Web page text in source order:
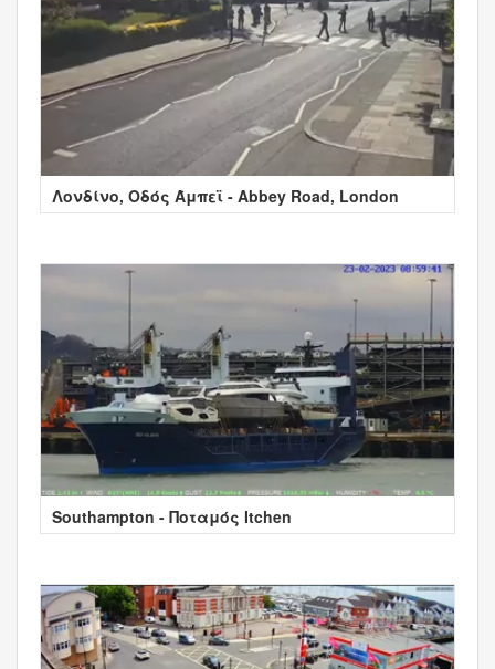
Λονδίνο, Οδός Άμπεϊ - Abbey Road, London
Southampton - Ποταμός Itchen